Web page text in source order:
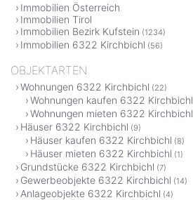
Immobilien Österreich
Immobilien Tirol
Immobilien Bezirk Kufstein (1234)
Immobilien 6322 Kirchbichl (56)
OBJEKTARTEN
Wohnungen 6322 Kirchbichl (22)
Wohnungen kaufen 6322 Kirchbichl
Wohnungen mieten 6322 Kirchbichl
Häuser 6322 Kirchbichl (9)
Häuser kaufen 6322 Kirchbichl (8)
Häuser mieten 6322 Kirchbichl (1)
Grundstücke 6322 Kirchbichl (7)
Gewerbeobjekte 6322 Kirchbichl (14)
Anlageobjekte 6322 Kirchbichl (4)